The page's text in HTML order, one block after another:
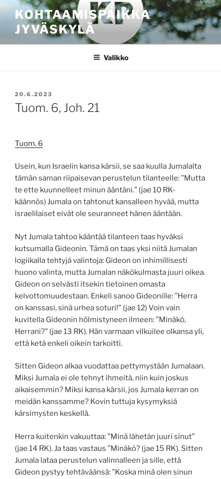
sisältöönKOHTAAMISPAIKKA
JYVÄSKYLÄ
Valikko
JULKAISTU
20.6.2023
Tuom. 6, Joh. 21
Tuom. 6
Usein, kun Israelin kansa kärsii, se saa kuulla Jumalalta
tämän saman riipaisevan perustelun tilanteelle: ”Mutta
te ette kuunnelleet minun ääntäni.” (jae 10 RK-
käännös) Jumala on tahtonut kansalleen hyvää, mutta
israelilaiset eivät ole seuranneet hänen ääntään.
Nyt Jumala tahtoo kääntää tilanteen taas hyväksi
kutsumalla Gideonin. Tämä on taas yksi niitä Jumalan
logiikalla tehtyjä valintoja: Gideon on inhimillisesti
huono valinta, mutta Jumalan näkökulmasta juuri oikea.
Gideon on selvästi itsekin tietoinen omasta
kelvottomuudestaan. Enkeli sanoo Gideonille: ”Herra
on kanssasi, sinä urhea soturi!” (jae 12) Voin vain
kuvitella Gideonin hölmistyneen ilmeen: ”Minäkö,
Herrani?” (jae 13 RK). Hän varmaan vilkuilee olkansa yli,
että ketä enkeli oikein tarkoitti.
Sitten Gideon alkaa vuodattaa pettymystään Jumalaan.
Miksi Jumala ei ole tehnyt ihmeitä, niin kuin joskus
aikaisemmin? Miksi kansa kärsii, jos Jumala kerran on
meidän kanssamme? Kovin tuttuja kysymyksiä
kärsimysten keskellä.
Herra kuitenkin vakuuttaa: ”Minä lähetän juuri sinut”
(jae 14 RK). Ja taas vastaus ”Minäkö? (jae 15 RK). Sitten
Jumala lataa perustelun valinnalleen ja sille, että
Gideon pystyy tehtäväänsä: ”Koska minä olen sinun